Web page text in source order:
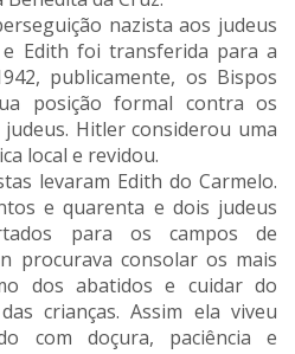
nazista aos judeus
Edith foi transferida para a
publicamente, os Bispos
posição formal contra os
Hitler considerou uma
local e revidou.
levaram Edith do Carmelo.
e quarenta e dois judeus
para os campos de
procurava consolar os mais
dos abatidos e cuidar do
crianças. Assim ela viveu
com doçura, paciência e